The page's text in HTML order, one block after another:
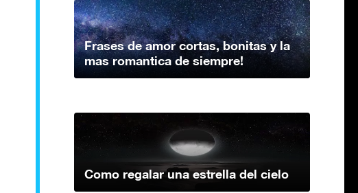
Frases de amor cortas, bonitas y la
mas romantica de siempre!
Como regalar una estrella del cielo